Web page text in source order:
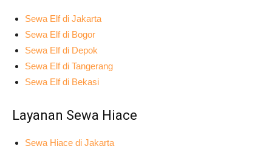
Sewa Elf di Jakarta
Sewa Elf di Bogor
Sewa Elf di Depok
Sewa Elf di Tangerang
Sewa Elf di Bekasi
Layanan Sewa Hiace
Sewa Hiace di Jakarta